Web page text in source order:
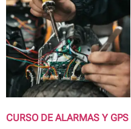
CURSO DE ALARMAS Y GPS